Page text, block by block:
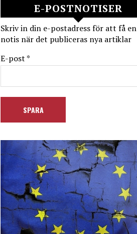
E-POSTNOTISER
Skriv in din e-postadress för att få en
notis när det publiceras nya artiklar
E-post *